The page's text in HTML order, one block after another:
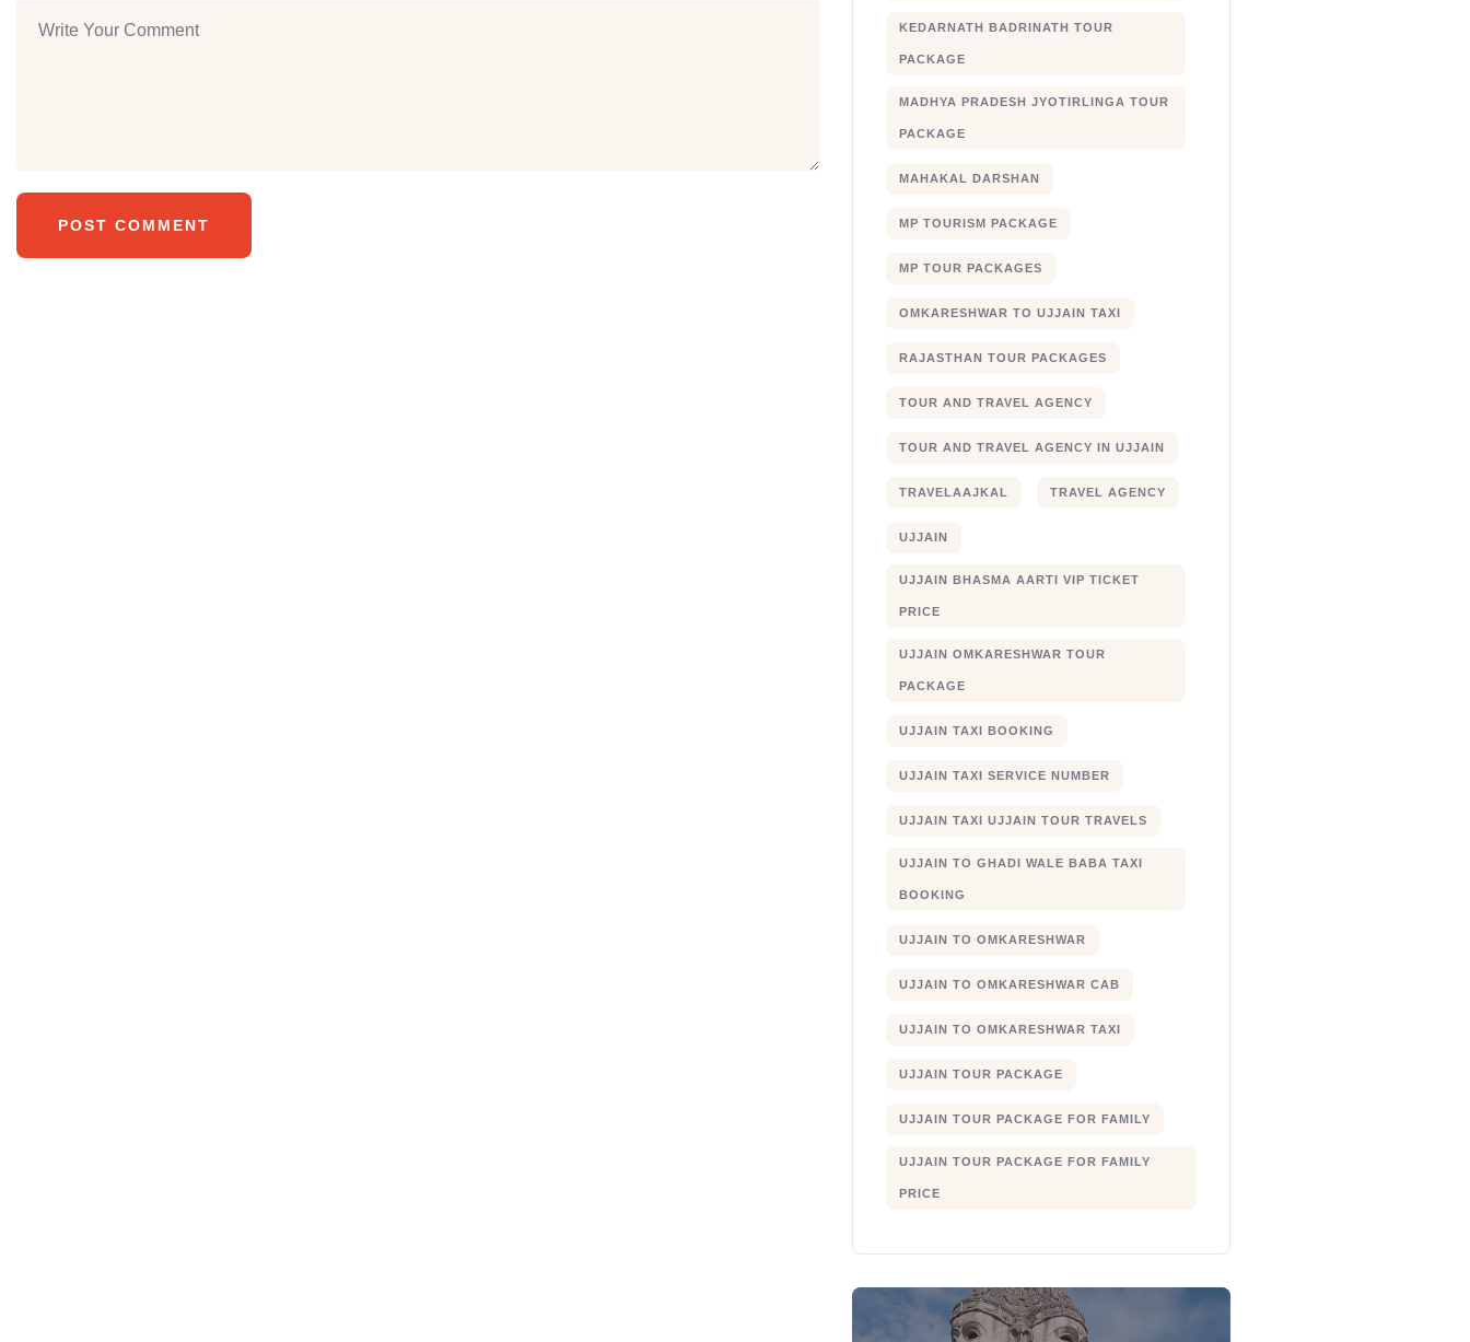
KEDARNATH BADRINATH TOUR
PACKAGE
MADHYA PRADESH JYOTIRLINGA TOUR
PACKAGE
MAHAKAL DARSHAN
MP TOURISM PACKAGE
MP TOUR PACKAGES
OMKARESHWAR TO UJJAIN TAXI
RAJASTHAN TOUR PACKAGES
TOUR AND TRAVEL AGENCY
TOUR AND TRAVEL AGENCY IN UJJAIN
TRAVELAAJKAL TRAVEL AGENCY
UJJAIN
UJJAIN BHASMA AARTI VIP TICKET
PRICE
UJJAIN OMKARESHWAR TOUR
PACKAGE
UJJAIN TAXI BOOKING
UJJAIN TAXI SERVICE NUMBER
UJJAIN TAXI UJJAIN TOUR TRAVELS
UJJAIN TO GHADI WALE BABA TAXI
BOOKING
UJJAIN TO OMKARESHWAR
UJJAIN TO OMKARESHWAR CAB
UJJAIN TO OMKARESHWAR TAXI
UJJAIN TOUR PACKAGE
UJJAIN TOUR PACKAGE FOR FAMILY
UJJAIN TOUR PACKAGE FOR FAMILY
PRICE